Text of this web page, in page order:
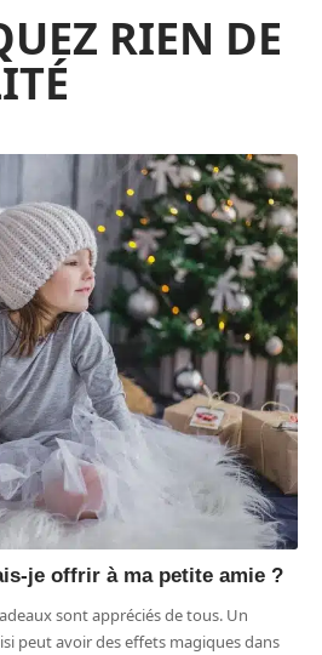
RIEN DE
je offrir à ma petite amie ?
sont appréciés de tous. Un
peut avoir des effets magiques dans